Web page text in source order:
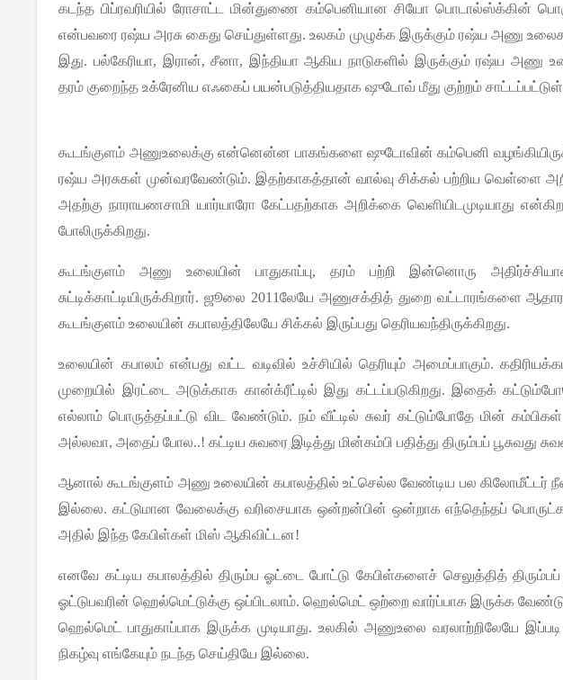
கடந்த பிப்ரவரியில் ரோசாட்ட மின்துணை கம்பெனியான சியோ பொடால்ஸ்க்கின்
என்பவரை ரஷ்ய அரசு கைது செய்துள்ளது.உலகம் முழுக்க இருக்கும் ரஷ்ய அணு
இது. பல்கேரியா, இரான்,சீனா, இந்தியா ஆகிய நாடுகளில் இருக்கும் ரஷ்ய அணு
தரம் குறைந்த உக்ரேனிய எஃகைப் பயன்படுத்தியதாக ஷுடோவ் மீது குற்றம்
கூடங்குளம் அணுஉலைக்கு என்னென்ன பாகங்களை ஷுடோவின் கம்பெனி
ரஷ்ய அரசுகள் முன்வரவேண்டும். இதற்காகத்தான் வால்வு சிக்கல் பற்றிய வெள்ளை
அதற்கு நாராயணசாமி யார்யாரோ கேட்பதற்காக அறிக்கை வெளியிடமுடியாது
போலிருக்கிறது.
கூடங்குளம் அணு உலையின் பாதுகாப்பு, தரம் பற்றி இன்னொரு
சுட்டிக்காட்டியிருக்கிறார்.ஜூலை 2011லேயே அணுசக்தித் துறை வட்டாரங்களை
கூடங்குளம் உலையின் கபாலத்திலேயே சிக்கல் இருப்பது தெரியவந்திருக்கிறது.
உலையின் கபாலம் என்பது வட்ட வடிவில் உச்சியில் தெரியும் அமைப்பாகும்.
முறையில் இரட்டை அடுக்காக கான்க்ரீட்டில் இது கட்டப்படுகிறது. இதைக்
எல்லாம் பொருத்தப்பட்டு விட வேண்டும். நம் வீட்டில் சுவர் கட்டும்போதே மின் கம்பிகள்
அல்லவா,அதைப் போல..!கட்டிய சுவரை இடித்து மின்கம்பி பதித்து திரும்பப் பூசுவது
ஆனால் கூடங்குளம் அணு உலையின் கபாலத்தில் உட்செல்ல வேண்டிய பல கிலோமீட்டர்
இல்லை.கட்டுமான வேலைக்கு வரிசையாக ஒன்றன்பின் ஒன்றாக எந்தெந்தப்
அதில் இந்த கேபிள்கள் மிஸ் ஆகிவிட்டன!
எனவே கட்டிய கபாலத்தில் திரும்ப ஓட்டை போட்டு கேபிள்களைச் செலுத்தித் திரும்பப்
ஓட்டுபவரின் ஹெல்மெட்டுக்கு ஒப்பிடலாம். ஹெல்மெட் ஒற்றை வார்ப்பாக இருக்க
ஹெல்மெட்
பாதுகாப்பாக இருக்க முடியாது.உலகில் அணுஉலை வரலாற்றிலேயே இப்படி
நிகழ்வு எங்கேயும் நடந்த செய்தியே இல்லை.